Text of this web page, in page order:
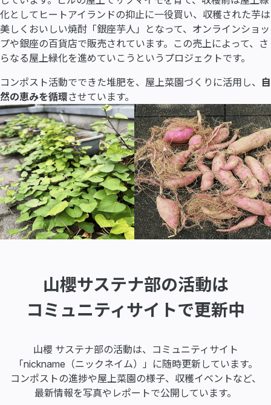
化としてヒートアイランドの抑止に一役買い、収穫された芋は
美しくおいしい焼酎「銀座芋人」となって、オンラインショッ
プや銀座の百貨店で販売されています。この売上によって、さ
らなる屋上緑化を進めていこうというプロジェクトです。
コンポスト活動でできた堆肥を、屋上菜園づくりに活用し、 自
然の恵みを循環させています。
山櫻サステナ部の活動は
コミュニティサイトで更新中
山櫻 サステナ部の活動は、コミュニティサイト
「nickname（ニックネイム）」に随時更新しています。
コンポストの進捗や屋上菜園の様子、収穫イベントなど、
最新情報を写真やレポートで公開しています。